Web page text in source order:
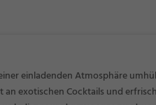
einladenden Atmosphäre
exotischen Cocktails und